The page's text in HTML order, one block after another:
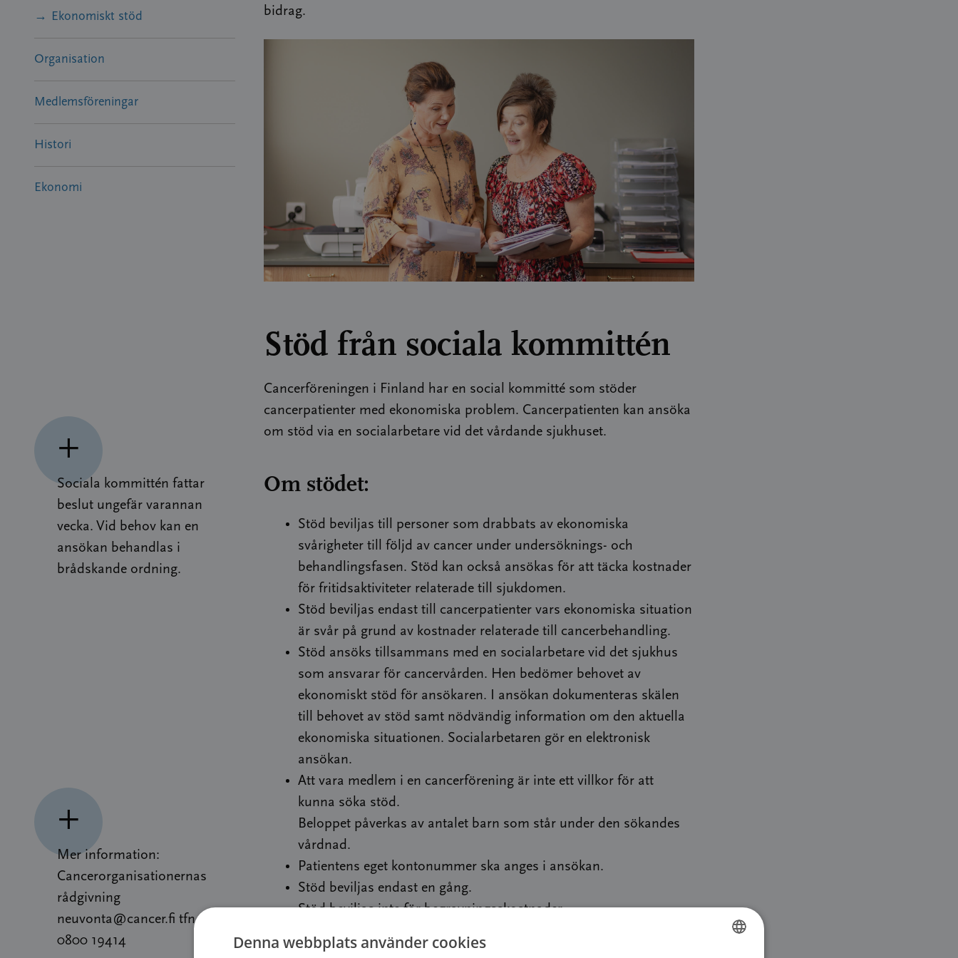
Ekonomiskt stöd
Organisation
Medlemsföreningar
Histori
Ekonomi
bidrag.
Stöd från sociala kommittén
Cancerföreningen i Finland har en social kommitté som stöder
cancerpatienter med ekonomiska problem. Cancerpatienten kan ansöka
om stöd via en socialarbetare vid det vårdande sjukhuset.
Om stödet:
Stöd beviljas till personer som drabbats av ekonomiska
svårigheter till följd av cancer under undersöknings- och
behandlingsfasen. Stöd kan också ansökas för att täcka kostnader
för fritidsaktiviteter relaterade till sjukdomen.
Stöd beviljas endast till cancerpatienter vars ekonomiska situation
är svår på grund av kostnader relaterade till cancerbehandling.
Stöd ansöks tillsammans med en socialarbetare vid det sjukhus
som ansvarar för cancervården. Hen bedömer behovet av
ekonomiskt stöd för ansökaren. I ansökan dokumenteras skälen
till behovet av stöd samt nödvändig information om den aktuella
ekonomiska situationen. Socialarbetaren gör en elektronisk
ansökan.
Att vara medlem i en cancerförening är inte ett villkor för att
kunna söka stöd.
Beloppet påverkas av antalet barn som står under den sökandes
vårdnad.
Patientens eget kontonummer ska anges i ansökan.
Stöd beviljas endast en gång.
Stöd beviljas inte för begravningsskostnader.
har rätt till finsk offentlig hälsovård och förmåner från FPA.
Sociala kommittén fattar
beslut ungefär varannan
vecka. Vid behov kan en
ansökan behandlas i
brådskande ordning.
Mer information:
Cancerorganisationernas
rådgivning
neuvonta@cancer.fi tfn
0800 19414
Denna webbplats använder cookies